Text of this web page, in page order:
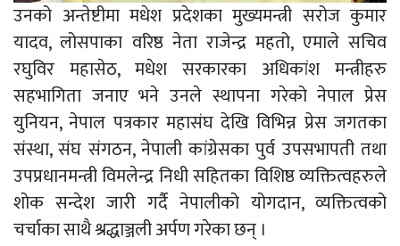
उनको अन्तेष्टीमा मधेश प्रदेशका मुख्यमन्त्री सरोज कुमार
यादव, लोसपाका वरिष्ठ नेता राजेन्द्र महतो, एमाले सचिव
रघुविर महासेठ, मधेश सरकारका अधिकांश मन्त्रीहरु
सहभागिता जनाए भने उनले स्थापना गरेको नेपाल प्रेस
युनियन, नेपाल पत्रकार महासंघ देखि विभिन्न प्रेस जगतका
संस्था, संघ संगठन, नेपाली कांग्रेसका पुर्व उपसभापती तथा
उपप्रधानमन्त्री विमलेन्द्र निधी सहितका विशिष्ठ व्यक्तित्वहरुले
शोक सन्देश जारी गर्दै नेपालीको योगदान, व्यक्तित्वको
चर्चाका साथै श्रद्धाञ्जली अर्पण गरेका छन् ।